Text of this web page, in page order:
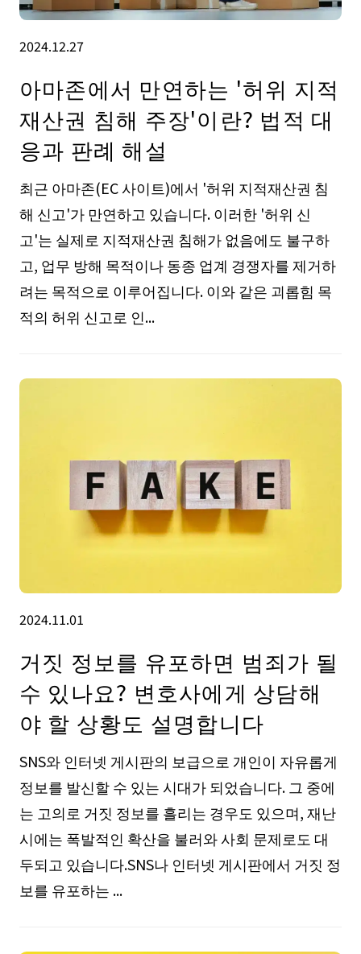
2024.12.27
아마존에서 만연하는 '허위 지적
재산권 침해 주장'이란? 법적 대
응과 판례 해설
최근 아마존(EC 사이트)에서 '허위 지적재산권 침
해 신고'가 만연하고 있습니다. 이러한 '허위 신
고'는 실제로 지적재산권 침해가 없음에도 불구하
고, 업무 방해 목적이나 동종 업계 경쟁자를 제거하
려는 목적으로 이루어집니다. 이와 같은 괴롭힘 목
적의 허위 신고로 인...
2024.11.01
거짓 정보를 유포하면 범죄가 될
수 있나요? 변호사에게 상담해
야 할 상황도 설명합니다
SNS와 인터넷 게시판의 보급으로 개인이 자유롭게
정보를 발신할 수 있는 시대가 되었습니다. 그 중에
는 고의로 거짓 정보를 흘리는 경우도 있으며, 재난
시에는 폭발적인 확산을 불러와 사회 문제로도 대
두되고 있습니다.SNS나 인터넷 게시판에서 거짓 정
보를 유포하는 ...